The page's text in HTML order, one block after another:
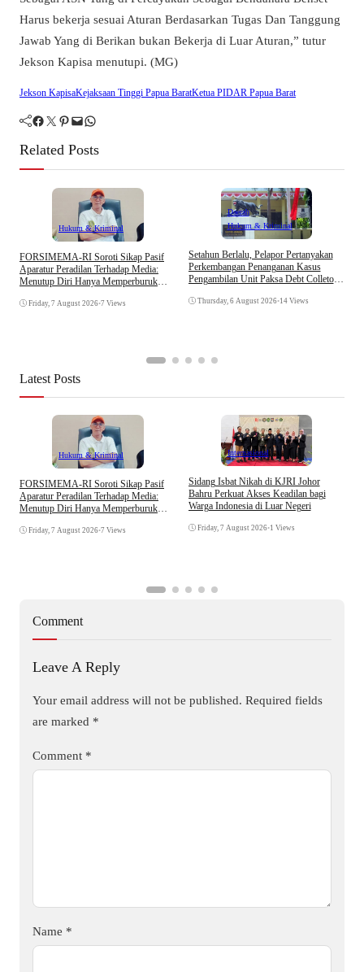
Harus bekerja sesuai Aturan Berdasarkan Tugas Dan Tanggung
Jawab Yang di Berikan bukan Bekerja di Luar Aturan,” tutur
Jekson Kapisa menutupi. (MG)
Jekson KapisaKejaksaan Tinggi Papua BaratKetua PIDAR Papua Barat
Facebook Twitter Pinterest Mail WhatsApp
Related Posts
Hukum & Kriminal
​FORSIMEMA-RI Soroti Sikap Pasif
Aparatur Peradilan Terhadap Media:
Menutup Diri Hanya Memperburuk
Friday, 7 August 2026•7 Views
Daerah
Hukum & Kriminal
Setahun Berlalu, Pelapor Pertanyakan
Perkembangan Penanganan Kasus
Pengambilan Unit Paksa Debt Colletor
Thursday, 6 August 2026•14 Views
Latest Posts
Hukum & Kriminal
​FORSIMEMA-RI Soroti Sikap Pasif
Aparatur Peradilan Terhadap Media:
Menutup Diri Hanya Memperburuk
Friday, 7 August 2026•7 Views
Internasional
Sidang Isbat Nikah di KJRI Johor
Bahru Perkuat Akses Keadilan bagi
Warga Indonesia di Luar Negeri
Friday, 7 August 2026•1 Views
Comment
Leave A Reply
Your email address will not be published. Required fields
are marked *
Comment *
Name *